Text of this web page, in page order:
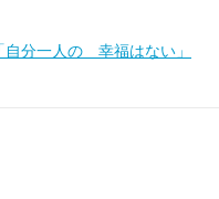
分一人の 幸福はない」